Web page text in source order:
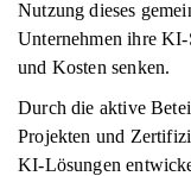
Nutzung dieses
Unternehmen ihre KI-
und Kosten senken.
Durch die aktive
Projekten und
KI-Lösungen